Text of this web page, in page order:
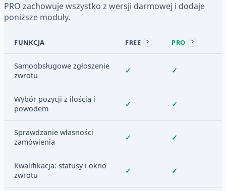
PRO zachowuje wszystko z wersji darmowej i dodaje
poniższe moduły.
FUNKCJA FREE ? PRO ?
Samoobsługowe zgłoszenie
zwrotu
✓ ✓
Wybór pozycji z ilością i
powodem
✓ ✓
Sprawdzanie własności
zamówienia
✓ ✓
Kwalifikacja: statusy i okno
zwrotu
✓ ✓